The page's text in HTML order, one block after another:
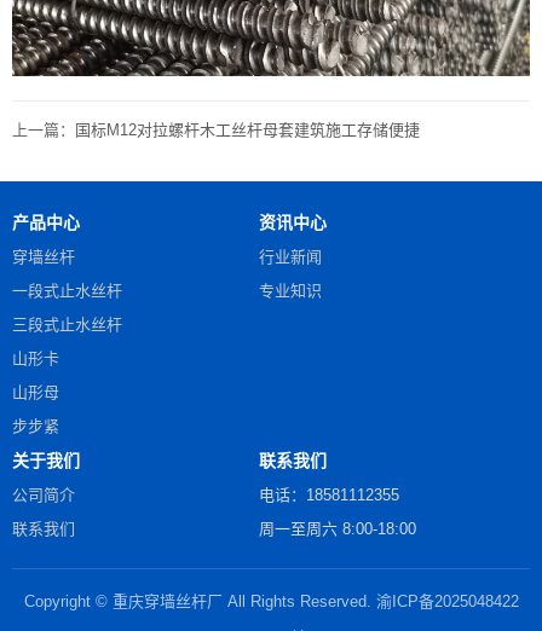
上一篇： 国标M12对拉螺杆木工丝杆母套建筑施工存储便捷
产品中心
穿墙丝杆
一段式止水丝杆
三段式止水丝杆
山形卡
山形母
步步紧
资讯中心
行业新闻
专业知识
关于我们
公司简介
联系我们
联系我们
电话：18581112355
周一至周六 8:00-18:00
Copyright © 重庆穿墙丝杆厂 All Rights Reserved. 渝ICP备2025048422